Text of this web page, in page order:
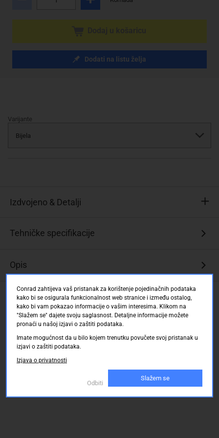
Dodati na listu želja
Varijante
Izdvojeno & Detalji
Učinite
Pratite
ritam
posvuda
Plesati
kroz
dan
noć
vodootpornom
IPX7,
Tehničke specifikacije
Opis
Ocjene kupaca
Conrad zahtijeva vaš pristanak za korištenje pojedinačnih podataka
kako bi se osigurala funkcionalnost web stranice i između ostalog,
kako bi vam pokazao informacije o vašim interesima. Klikom na
"Slažem se" dajete svoju saglasnost. Detaljne informacije možete
pronaći u našoj izjavi o zaštiti podataka.
Imate mogućnost da u bilo kojem trenutku povučete svoj pristanak u
izjavi o zaštiti podataka.
Izjava o privatnosti
Odbiti
Slažem se